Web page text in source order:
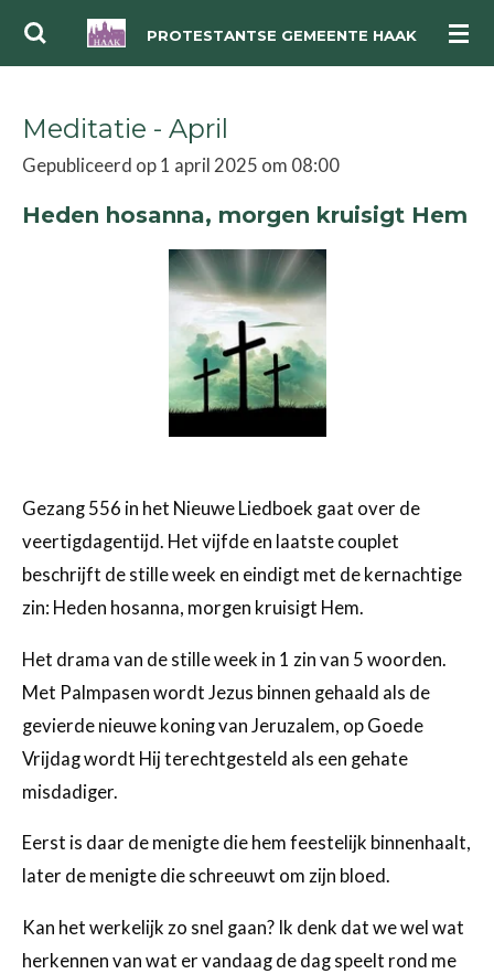
Ga
de
hoofdinhoud
PROTESTANTSE GEMEENTE HAAK
Meditatie - April
Gepubliceerd op 1 april 2025 om 08:00
Heden hosanna, morgen kruisigt Hem
Gezang 556 in het Nieuwe Liedboek gaat over de
veertigdagentijd. Het vijfde en laatste couplet
beschrijft de stille week en eindigt met de kernachtige
zin: Heden hosanna, morgen kruisigt Hem.
Het drama van de stille week in 1 zin van 5 woorden.
Met Palmpasen wordt Jezus binnen gehaald als de
gevierde nieuwe koning van Jeruzalem, op Goede
Vrijdag wordt Hij terechtgesteld als een gehate
misdadiger.
Eerst is daar de menigte die hem feestelijk binnenhaalt,
later de menigte die schreeuwt om zijn bloed.
Kan het werkelijk zo snel gaan? Ik denk dat we wel wat
herkennen van wat er vandaag de dag speelt rond me